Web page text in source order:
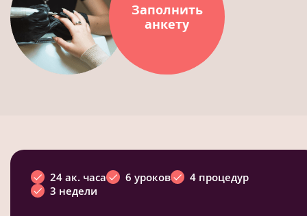
Заполнить
анкету
24 ак. часа 6 уроков
4 процедур
3 недели